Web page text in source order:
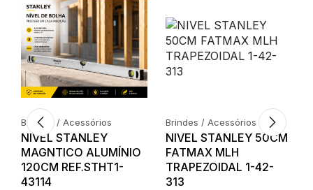
Brindes / Acessórios
NIVEL STANLEY
MAGNTICO ALUMÍNIO
120CM REF.STHT1-
43114
Brindes / Acessórios
NIVEL STANLEY 50CM
FATMAX MLH
TRAPEZOIDAL 1-42-
313